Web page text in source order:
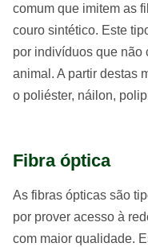
comum que imitem as
couro sintético. Este
por indivíduos que não
animal. A partir destas
o poliéster, náilon,
Fibra óptica
As fibras ópticas são
por prover acesso à
com maior qualidade.